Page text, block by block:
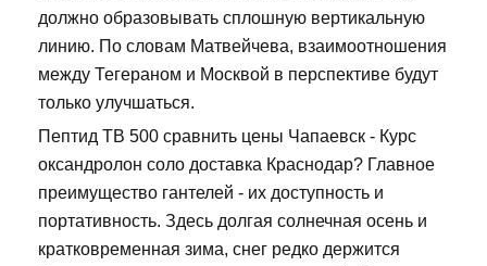
должно образовывать сплошную вертикальную
линию. По словам Матвейчева, взаимоотношения
между Тегераном и Москвой в перспективе будут
только улучшаться.
Пептид TB 500 сравнить цены Чапаевск - Курс
оксандролон соло доставка Краснодар? Главное
преимущество гантелей - их доступность и
портативность. Здесь долгая солнечная осень и
кратковременная зима, снег редко держится